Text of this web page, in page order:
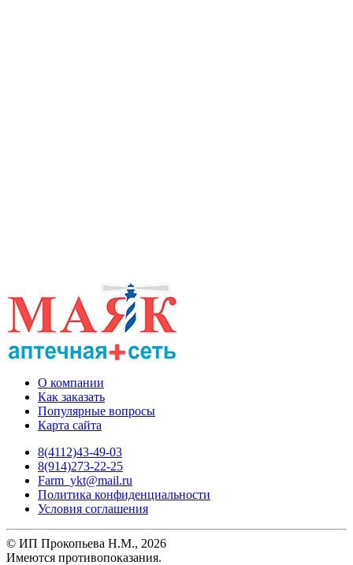
О компании
Как заказать
Популярные вопросы
Карта сайта
8(4112)43-49-03
8(914)273-22-25
Farm_ykt@mail.ru
Политика конфиденциальности
Условия соглашения
© ИП Прокопьева Н.М., 2026
Имеются противопоказания.